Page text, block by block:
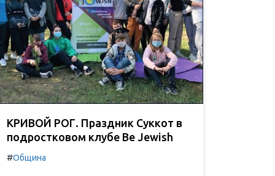
КРИВОЙ РОГ. Праздник Суккот в
подростковом клубе Be Jewish
#Община